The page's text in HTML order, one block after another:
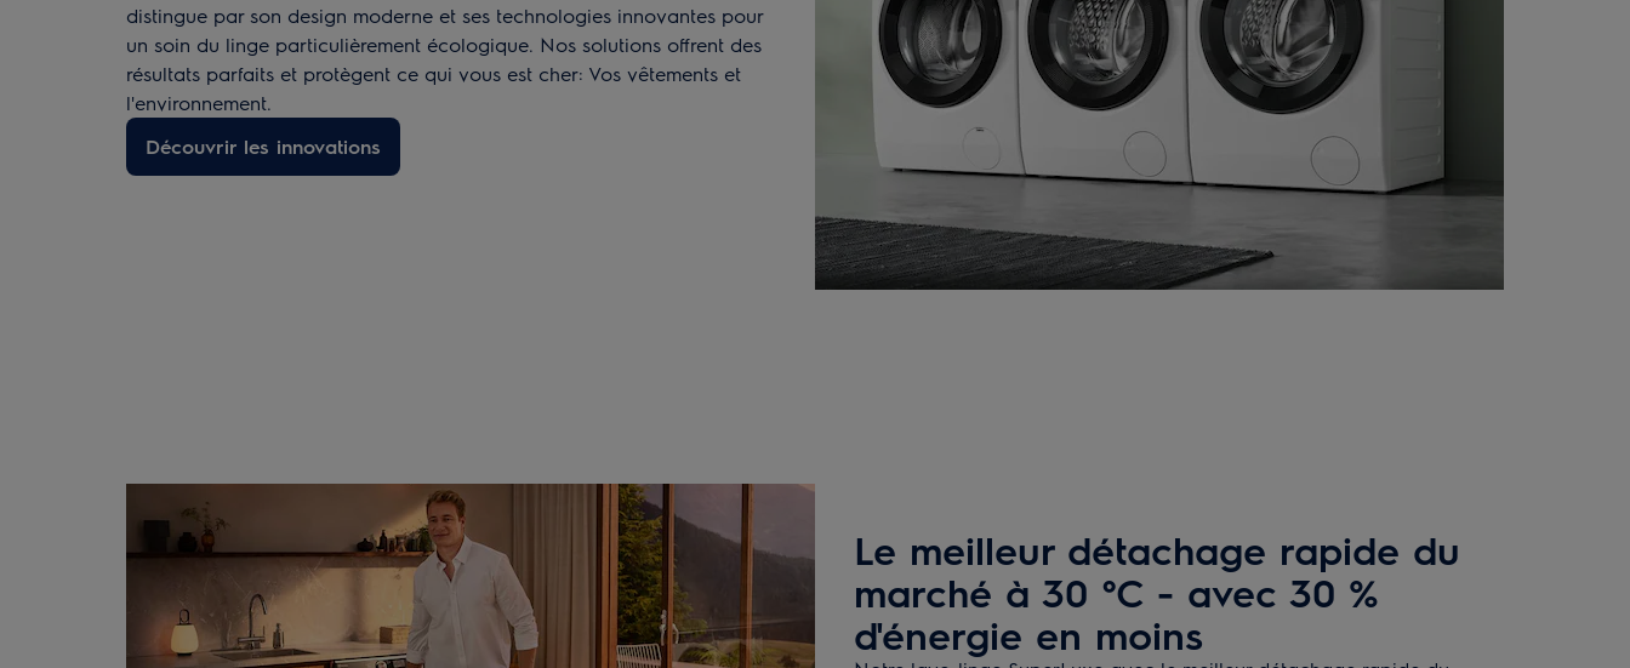
distingue par son design moderne et ses technologies innovantes pour
un soin du linge particulièrement écologique. Nos solutions offrent des
résultats parfaits et protègent ce qui vous est cher: Vos vêtements et
l'environnement.
Découvrir les innovations
Le meilleur détachage rapide du
marché à 30 °C - avec 30 %
d'énergie en moins